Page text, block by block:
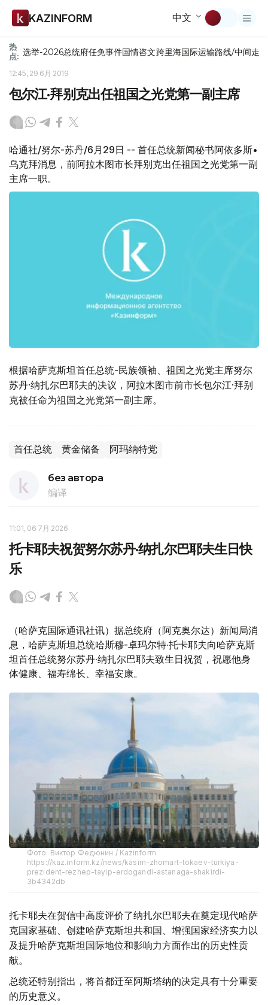
KAZINFORM 中文
热
点: 选举-2026总统府任免事件国情咨文跨里海国际运输路线/中间走廊
12:45, 29 6月 2019
包尔江·拜别克出任祖国之光党第一副主席
哈通社/努尔-苏丹/6月29日 -- 首任总统新闻秘书阿依多斯•
乌克拜消息，前阿拉木图市长拜别克出任祖国之光党第一副
主席一职。
根据哈萨克斯坦首任总统-民族领袖、祖国之光党主席努尔
苏丹·纳扎尔巴耶夫的决议，阿拉木图市前市长包尔江·拜别
克被任命为祖国之光党第一副主席。
首任总统 黄金储备 阿玛纳特党
без автора
编译
11:01, 06 7月 2026
托卡耶夫祝贺努尔苏丹·纳扎尔巴耶夫生日快
乐
（哈萨克国际通讯社讯）据总统府（阿克奥尔达）新闻局消
息，哈萨克斯坦总统哈斯穆-卓玛尔特·托卡耶夫向哈萨克斯
坦首任总统努尔苏丹·纳扎尔巴耶夫致生日祝贺，祝愿他身
体健康、福寿绵长、幸福安康。
Фото: Виктор Федюнин / Kazinform
https://kaz.inform.kz/news/kasim-zhomart-tokaev-turkiya-
prezident-rezhep-tayip-erdogandi-astanaga-shakirdi-
3b4342db
托卡耶夫在贺信中高度评价了纳扎尔巴耶夫在奠定现代哈萨
克国家基础、创建哈萨克斯坦共和国、增强国家经济实力以
及提升哈萨克斯坦国际地位和影响力方面作出的历史性贡
献。
总统还特别指出，将首都迁至阿斯塔纳的决定具有十分重要
的历史意义。